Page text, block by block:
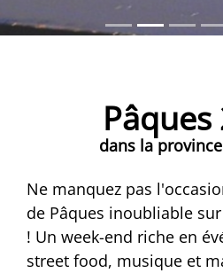
dans la
Ne manquez pas
de Pâques inoubliable
! Un week-end riche en
street food, musique et